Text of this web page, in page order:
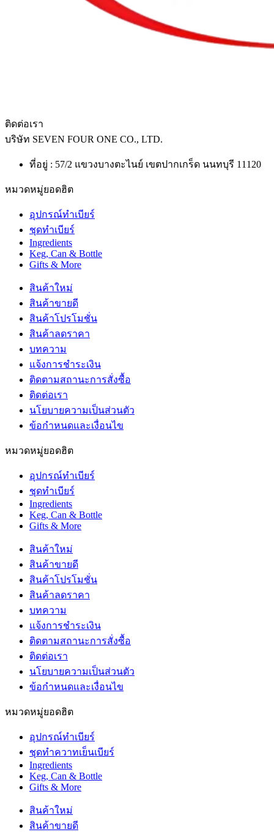
ติดต่อเรา
บริษัท SEVEN FOUR ONE CO., LTD.
ที่อยู่ : 57/2 แขวงบางตะไนย์ เขตปากเกร็ด นนทบุรี 11120
หมวดหมู่ยอดฮิต
อุปกรณ์ทำเบียร์
ชุดทำเบียร์
Ingredients
Keg, Can & Bottle
Gifts & More
สินค้าใหม่
สินค้าขายดี
สินค้าโปรโมชั่น
สินค้าลดราคา
บทความ
แจ้งการชำระเงิน
ติดตามสถานะการสั่งซื้อ
ติดต่อเรา
นโยบายความเป็นส่วนตัว
ข้อกำหนดและเงื่อนไข
หมวดหมู่ยอดฮิต
อุปกรณ์ทำเบียร์
ชุดทำเบียร์
Ingredients
Keg, Can & Bottle
Gifts & More
สินค้าใหม่
สินค้าขายดี
สินค้าโปรโมชั่น
สินค้าลดราคา
บทความ
แจ้งการชำระเงิน
ติดตามสถานะการสั่งซื้อ
ติดต่อเรา
นโยบายความเป็นส่วนตัว
ข้อกำหนดและเงื่อนไข
หมวดหมู่ยอดฮิต
อุปกรณ์ทำเบียร์
ชุดทำควาทเย็นเบียร์
Ingredients
Keg, Can & Bottle
Gifts & More
สินค้าใหม่
สินค้าขายดี